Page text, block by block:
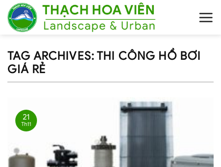
Skip
content
TAG ARCHIVES:THI CÔNG HỒ BƠI
GIÁ RẺ
21
Th11